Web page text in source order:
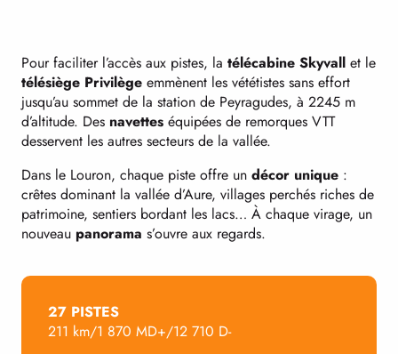
Pour faciliter l’accès aux pistes, la télécabine Skyvall et le
télésiège Privilège emmènent les vététistes sans effort
jusqu’au sommet de la station de Peyragudes, à 2245 m
d’altitude. Des navettes équipées de remorques VTT
desservent les autres secteurs de la vallée.
Dans le Louron, chaque piste offre un décor unique :
crêtes dominant la vallée d’Aure, villages perchés riches de
patrimoine, sentiers bordant les lacs… À chaque virage, un
nouveau panorama s’ouvre aux regards.
27 PISTES
211 km/1 870 MD+/12 710 D-